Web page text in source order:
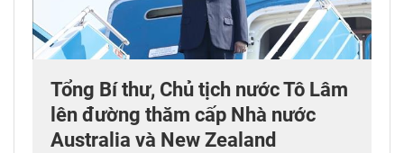
Tổng Bí thư, Chủ tịch nước Tô Lâm
lên đường thăm cấp Nhà nước
Australia và New Zealand